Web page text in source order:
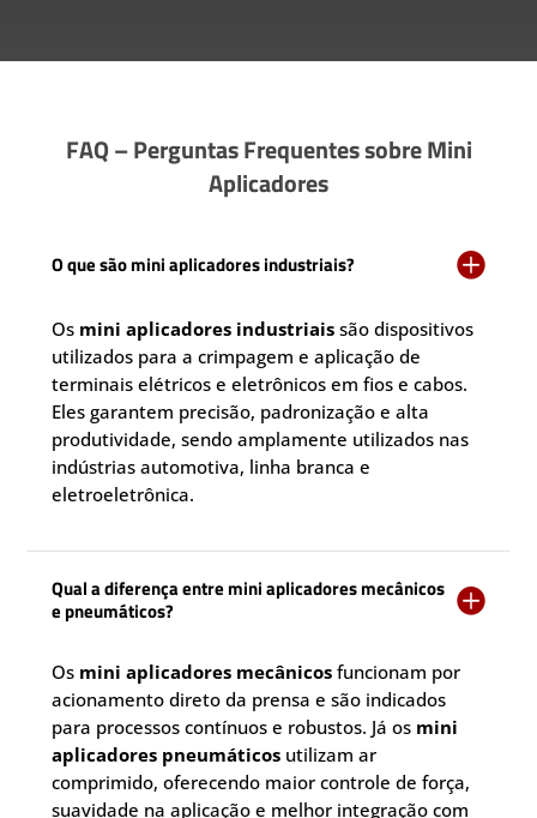
FAQ – Perguntas Frequentes sobre Mini
Aplicadores
O que são mini aplicadores industriais? 
Os mini aplicadores industriais são dispositivos
utilizados para a crimpagem e aplicação de
terminais elétricos e eletrônicos em fios e cabos.
Eles garantem precisão, padronização e alta
produtividade, sendo amplamente utilizados nas
indústrias automotiva, linha branca e
eletroeletrônica.
Qual a diferença entre mini aplicadores mecânicos
e pneumáticos?

Os mini aplicadores mecânicos funcionam por
acionamento direto da prensa e são indicados
para processos contínuos e robustos. Já os mini
aplicadores pneumáticos utilizam ar
comprimido, oferecendo maior controle de força,
suavidade na aplicação e melhor integração com